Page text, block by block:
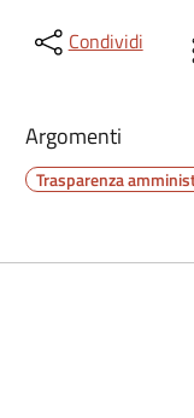
Condividi
Argomenti
Trasparenza